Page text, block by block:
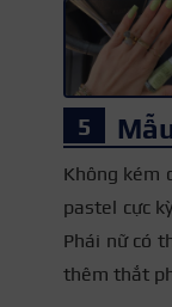
Không kém
pastel cực
Phái nữ có
thêm thắt